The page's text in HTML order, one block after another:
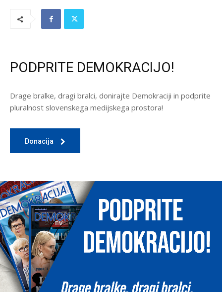
PODPRITE DEMOKRACIJO!
Drage bralke, dragi bralci, donirajte Demokraciji in podprite
pluralnost slovenskega medijskega prostora!
Donacija